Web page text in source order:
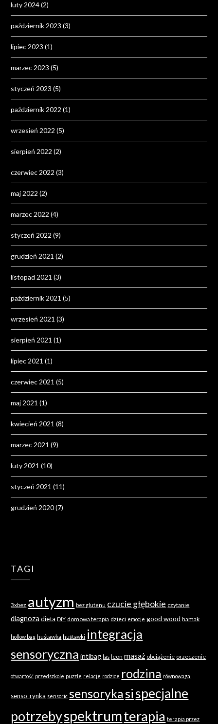
luty 2024(2)
październik 2023 (3)
lipiec 2023 (1)
marzec 2023 (5)
styczeń 2023 (5)
październik 2022 (1)
wrzesień 2022 (5)
sierpień 2022 (2)
czerwiec 2022 (3)
maj 2022 (2)
marzec 2022 (4)
styczeń 2022 (9)
grudzień 2021 (2)
listopad 2021 (3)
październik 2021 (5)
wrzesień 2021 (3)
sierpień 2021 (1)
lipiec 2021 (1)
czerwiec 2021 (5)
maj 2021 (1)
kwiecień 2021 (8)
marzec 2021 (9)
luty 2021 (10)
styczeń 2021 (11)
grudzień 2020(7)
TAGI
3xbez autyzm bez glutenu czucie głębokie czytanie
diagnoza dieta DIY domowa terapia dzieci emocje good wood hamak
hollow bag huśtawka huśtawki integracja
sensoryczna intibag las leon masaż obciążenie orzeczenie
otwartość przedszkole puzzle relacje rodzice rodzina równowaga
senso-rynka sensoric sensorykasispecjalne
potrzebyspektrumterapia terapia przez